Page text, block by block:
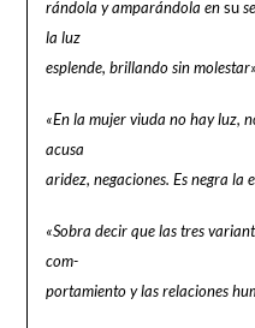
rándola y amparándola ensu
la luz
esplende, brillando sin
«En la mujer viuda no hay luz,
acusa
aridez, negaciones. Es negra la
«Sobra decir que las tres
com-
portamiento y las relaciones